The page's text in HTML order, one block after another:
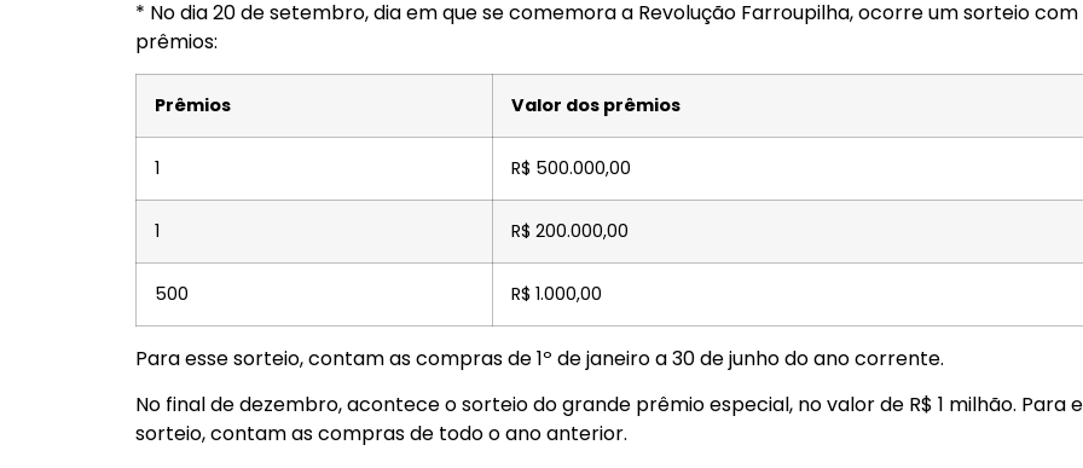
* No dia 20 de setembro, dia em que se comemora a Revolução Farroupilha, ocorre um sorteio com
prêmios:
Prêmios Valor dos prêmios
1 R$ 500.000,00
1 R$ 200.000,00
500 R$ 1.000,00
Para esse sorteio, contam as compras de 1º de janeiro a 30 de junho do ano corrente.
No final de dezembro, acontece o sorteio do grande prêmio especial, no valor de R$ 1 milhão. Para
sorteio, contam as compras de todo o ano anterior.